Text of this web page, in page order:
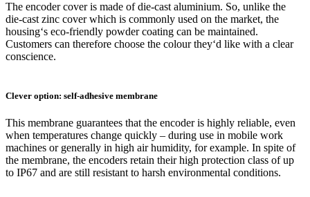
The encoder cover is made of die-cast aluminium. So, unlike the
die-cast zinc cover which is commonly used on the market, the
housing‘s eco-friendly powder coating can be maintained.
Customers can therefore choose the colour they‘d like with a clear
conscience.
Clever option: self-adhesive membrane
This membrane guarantees that the encoder is highly reliable, even
when temperatures change quickly – during use in mobile work
machines or generally in high air humidity, for example. In spite of
the membrane, the encoders retain their high protection class of up
to IP67 and are still resistant to harsh environmental conditions.